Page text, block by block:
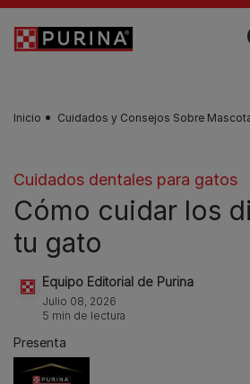
Skip to main content
Inicio Cuidados y Consejos Sobre
Cuidados dentales para gatos
Cómo cuidar los
tu gato
Equipo Editorial de Purina
Julio 08, 2026
5 min de lectura
Presenta